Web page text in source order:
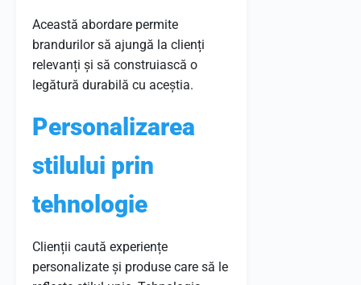
Această abordare permite
brandurilor să ajungă la clienți
relevanți și să construiască o
legătură durabilă cu aceștia.
Personalizarea
stilului prin
tehnologie
Clienții caută experiențe
personalizate și produse care să le